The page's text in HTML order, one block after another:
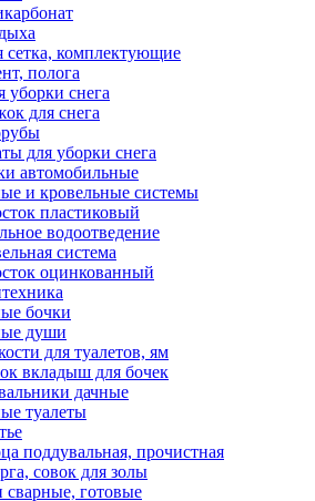
сетка, комплектующие
полога
уборки снега
для снега
для уборки снега
автомобильные
и кровельные системы
пластиковый
водоотведение
система
оцинкованный
бочки
души
для туалетов, ям
вкладыш для бочек
дачные
туалеты
поддувальная, прочистная
совок для золы
сварные, готовые